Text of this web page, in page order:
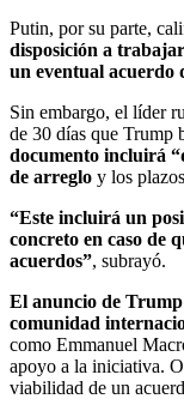
Putin, por su parte,
disposición a
un eventual acuerdo
Sin embargo, el líder
de 30 días que Trump
documento incluirá
de arreglo y los
“Este incluirá un
concreto en caso de
acuerdos”, subrayó.
El anuncio de Trump
comunidad
como Emmanuel
apoyo a la iniciativa.
viabilidad de un